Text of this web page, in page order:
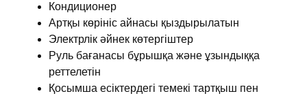
Кондиционер
Артқы көрініс айнасы қыздырылатын
Электрлік әйнек көтергіштер
Руль бағанасы бұрышқа және ұзындыққа
реттелетін
Қосымша есіктердегі темекі тартқыш пен